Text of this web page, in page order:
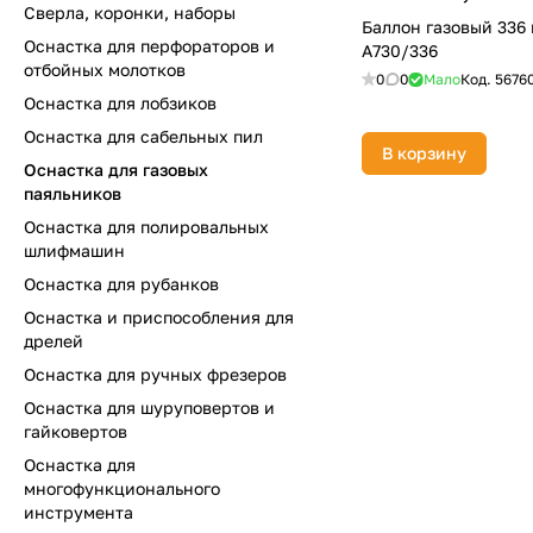
Баллон газовый 336
A730/336
0 0 МалоКод.
В корзину
Сверла, коронки, наборы
Оснастка для перфораторов и
отбойных молотков
Оснастка для лобзиков
Оснастка для сабельных пил
Оснастка для газовых
паяльников
Оснастка для полировальных
шлифмашин
Оснастка для рубанков
Оснастка и приспособления для
дрелей
Оснастка для ручных фрезеров
Оснастка для шуруповертов и
гайковертов
Оснастка для
многофункционального
инструмента